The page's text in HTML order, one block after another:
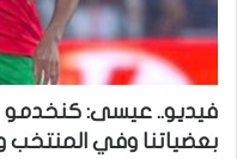
فيديو.. عيسى: كنخدمو
بعضياتنا وفي المنتخب